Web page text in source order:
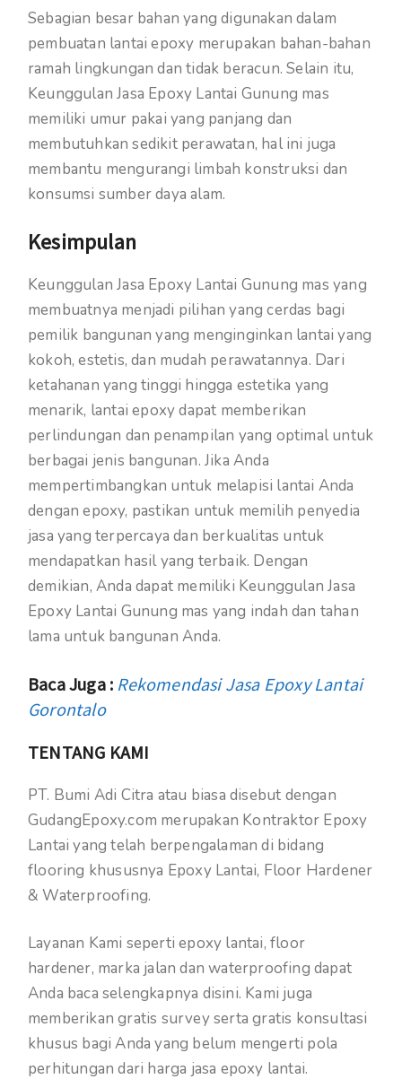
Sebagian besar bahan yang digunakan dalam
pembuatan lantai epoxy merupakan bahan-bahan
ramah lingkungan dan tidak beracun. Selain itu,
Keunggulan Jasa Epoxy Lantai Gunung mas
memiliki umur pakai yang panjang dan
membutuhkan sedikit perawatan, hal ini juga
membantu mengurangi limbah konstruksi dan
konsumsi sumber daya alam.
Kesimpulan
Keunggulan Jasa Epoxy Lantai Gunung mas yang
membuatnya menjadi pilihan yang cerdas bagi
pemilik bangunan yang menginginkan lantai yang
kokoh, estetis, dan mudah perawatannya. Dari
ketahanan yang tinggi hingga estetika yang
menarik, lantai epoxy dapat memberikan
perlindungan dan penampilan yang optimal untuk
berbagai jenis bangunan. Jika Anda
mempertimbangkan untuk melapisi lantai Anda
dengan epoxy, pastikan untuk memilih penyedia
jasa yang terpercaya dan berkualitas untuk
mendapatkan hasil yang terbaik. Dengan
demikian, Anda dapat memiliki Keunggulan Jasa
Epoxy Lantai Gunung mas yang indah dan tahan
lama untuk bangunan Anda.
Baca Juga : Rekomendasi Jasa Epoxy Lantai
Gorontalo
TENTANG KAMI
PT. Bumi Adi Citra atau biasa disebut dengan
GudangEpoxy.com merupakan Kontraktor Epoxy
Lantai yang telah berpengalaman di bidang
flooring khususnya Epoxy Lantai, Floor Hardener
& Waterproofing.
Layanan Kami seperti epoxy lantai, floor
hardener, marka jalan dan waterproofing dapat
Anda baca selengkapnya disini. Kami juga
memberikan gratis survey serta gratis konsultasi
khusus bagi Anda yang belum mengerti pola
perhitungan dari harga jasa epoxy lantai.